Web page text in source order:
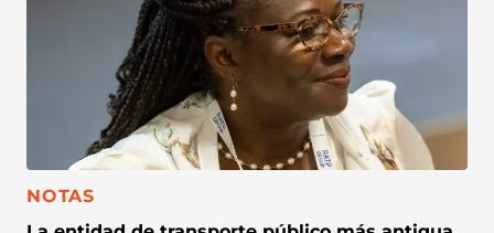
CATEGORÍA:
NOTAS